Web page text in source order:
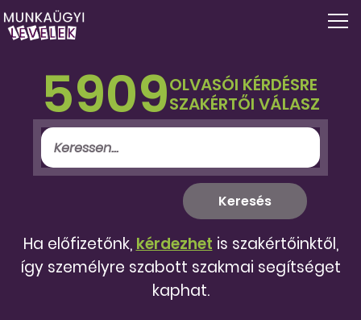
5909OLVASÓI KÉRDÉSRE
SZAKÉRTŐI VÁLASZ
Ha előfizetőnk, kérdezhet is szakértőinktől,
így személyre szabott szakmai segítséget
kaphat.